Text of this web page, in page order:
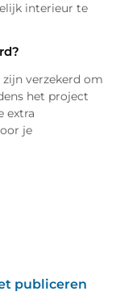
interieur te
verzekerd om
het project
extra
je
publiceren